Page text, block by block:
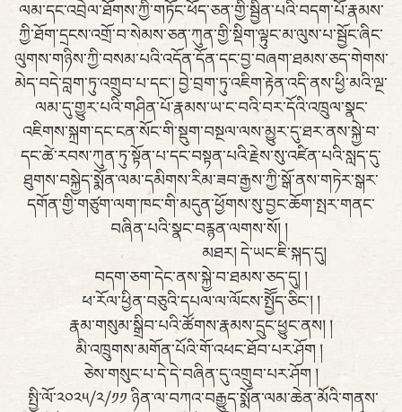
ལམ་དང་འབྲེལ་ཐོགས་ཀྱི་གཏོང་ཕོད་ཅན་གྱི་སྦྱིན་པའི་བདག་པོ་རྣམས་
ཀྱི་ཐོག་དྲངས་འགྲོ་བ་སེམས་ཅན་ཀུན་གྱི་སྡིག་ལྟུང་མ་ལུས་པ་སྦྱོང་ཞིང་
ལུགས་གཉིས་ཀྱི་བསམ་པའི་འདོན་དོན་དང་བྱ་བཞག་ཐམས་ཅད་གེགས་
མེད་བདེ་བླག་ཏུ་འགྲུབ་པ་དང་། བྱེ་བྲག་ཏུ་འཇིག་རྟེན་འདི་ནས་ཕྱི་མའི་ལྔ་
ལམ་དུ་གྱུར་པའི་གཤིན་པོ་རྣམས་ཡ་ང་བའི་བར་དོའི་འཁྲུལ་སྣང་
འཇིགས་སྐྲག་དང་ངན་སོང་གི་སྡུག་བསྔལ་ལས་མྱུར་དུ་ཐར་ནས་སྐྱེ་བ་
དང་ཚེ་རབས་ཀུན་ཏུ་སྟོན་པ་དང་བསྟན་པའི་རྗེས་སུ་འཛིན་པའི་སླད་དུ་
ཐུགས་བསྐྱེད་སྨོན་ལམ་དམིགས་རིམ་ཟབ་རྒྱས་ཀྱི་སྒོ་ནས་གཏེར་སྒར་
དགོན་གྱི་གཙུག་ལག་ཁང་གི་མདུན་ཕྱོགས་སུ་བྱང་ཆོག་སྤར་གནང་
བཞིན་པའི་སྣང་བརྙན་ལགས་སོ། །
མཐར། དེ་ཡང་ཇི་སྐད་དུ།
བདག་ཅག་དེང་ནས་སྐྱེ་བ་ཐམས་ཅད་དུ། །
ཕ་རོལ་ཕྱིན་བཅུའི་དཔལ་ལ་ལོངས་སྤྱོོད་ཅིང་། །
རྣམ་གསུམ་སྒྲིབ་པའི་ཚོགས་རྣམས་དྲུང་ཕྱུང་ནས། །
མི་འཁྲུགས་མགོན་པོའི་གོ་འཕང་ཐོབ་པར་ཤོག །
ཅེས་གསུང་པ་དེ་དེ་བཞིན་དུ་འགྲུབ་པར་ཤོག །
སྤྱི་ལོ་༢༠༢༥/༢/༡༡ ཉིན་ལ་བཀའ་བརྒྱུད་སྨོན་ལམ་ཆེན་མོའི་གནས་